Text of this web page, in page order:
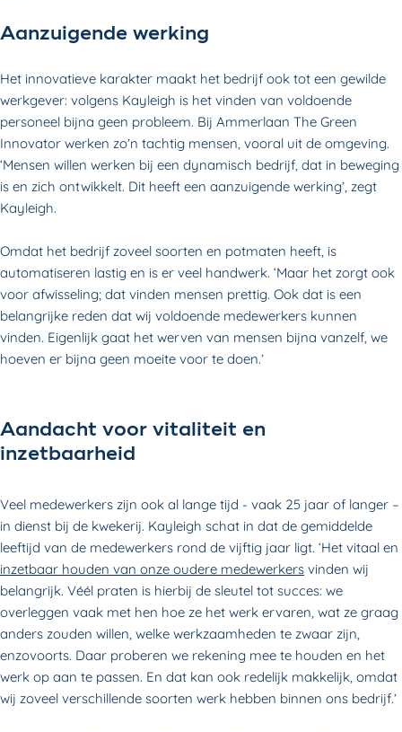
Aanzuigende werking
Het innovatieve karakter maakt het bedrijf ook tot een gewilde
werkgever: volgens Kayleigh is het vinden van voldoende
personeel bijna geen probleem. Bij Ammerlaan The Green
Innovator werken zo’n tachtig mensen, vooral uit de omgeving.
‘Mensen willen werken bij een dynamisch bedrijf, dat in beweging
is en zich ontwikkelt. Dit heeft een aanzuigende werking’, zegt
Kayleigh.
Omdat het bedrijf zoveel soorten en potmaten heeft, is
automatiseren lastig en is er veel handwerk. ‘Maar het zorgt ook
voor afwisseling; dat vinden mensen prettig. Ook dat is een
belangrijke reden dat wij voldoende medewerkers kunnen
vinden. Eigenlijk gaat het werven van mensen bijna vanzelf, we
hoeven er bijna geen moeite voor te doen.’
Aandacht voor vitaliteit en
inzetbaarheid
Veel medewerkers zijn ook al lange tijd - vaak 25 jaar of langer –
in dienst bij de kwekerij. Kayleigh schat in dat de gemiddelde
leeftijd van de medewerkers rond de vijftig jaar ligt. ‘Het vitaal en
inzetbaar houden van onze oudere medewerkers vinden wij
belangrijk. Véél praten is hierbij de sleutel tot succes: we
overleggen vaak met hen hoe ze het werk ervaren, wat ze graag
anders zouden willen, welke werkzaamheden te zwaar zijn,
enzovoorts. Daar proberen we rekening mee te houden en het
werk op aan te passen. En dat kan ook redelijk makkelijk, omdat
wij zoveel verschillende soorten werk hebben binnen ons bedrijf.’